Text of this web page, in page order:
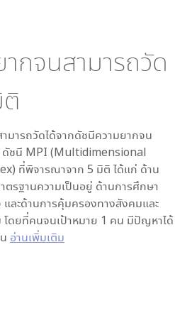
กจนสามารถวัด
มารถวัดได้จากดัชนีความยากจน
ดัชนี MPI (Multidimensional
ที่พิจารณาจาก 5 มิติ ได้แก่ ด้าน
ตรฐานความเป็นอยู่ ด้านการศึกษา
และด้านการคุ้มครองทางสังคมและ
โดยที่คนจนเป้าหมาย 1 คน มีปัญหาได้
อ่านเพิ่มเติม